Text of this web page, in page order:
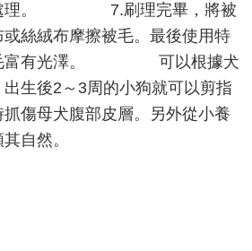
處理。 7.刷理完畢，將被
絲絨布摩擦被毛。最後使用特
毛富有光澤。 可以根據犬
生後2～3周的小狗就可以剪指
傷母犬腹部皮層。另外從小養
大順其自然。